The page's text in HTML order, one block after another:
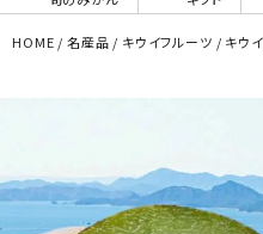
HOME 名産品 キウイフルーツ キウ